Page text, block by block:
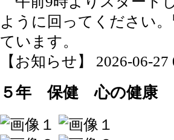
ように回ってください
ています。
【お知らせ】 2026-06-27
５年 保健 心の健康